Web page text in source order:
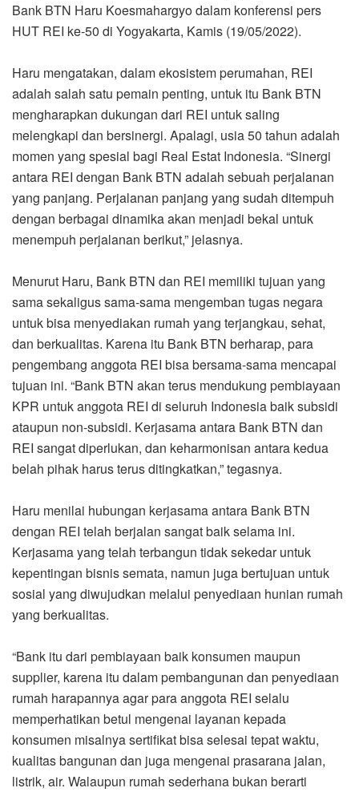
Bank BTN Haru Koesmahargyo dalam konferensi pers
HUT REI ke-50 di Yogyakarta, Kamis (19/05/2022).
Haru mengatakan, dalam ekosistem perumahan, REI
adalah salah satu pemain penting, untuk itu Bank BTN
mengharapkan dukungan dari REI untuk saling
melengkapi dan bersinergi. Apalagi, usia 50 tahun adalah
momen yang spesial bagi Real Estat Indonesia. “Sinergi
antara REI dengan Bank BTN adalah sebuah perjalanan
yang panjang. Perjalanan panjang yang sudah ditempuh
dengan berbagai dinamika akan menjadi bekal untuk
menempuh perjalanan berikut,” jelasnya.
Menurut Haru, Bank BTN dan REI memiliki tujuan yang
sama sekaligus sama-sama mengemban tugas negara
untuk bisa menyediakan rumah yang terjangkau, sehat,
dan berkualitas. Karena itu Bank BTN berharap, para
pengembang anggota REI bisa bersama-sama mencapai
tujuan ini. “Bank BTN akan terus mendukung pembiayaan
KPR untuk anggota REI di seluruh Indonesia baik subsidi
ataupun non-subsidi. Kerjasama antara Bank BTN dan
REI sangat diperlukan, dan keharmonisan antara kedua
belah pihak harus terus ditingkatkan,” tegasnya.
Haru menilai hubungan kerjasama antara Bank BTN
dengan REI telah berjalan sangat baik selama ini.
Kerjasama yang telah terbangun tidak sekedar untuk
kepentingan bisnis semata, namun juga bertujuan untuk
sosial yang diwujudkan melalui penyediaan hunian rumah
yang berkualitas.
“Bank itu dari pembiayaan baik konsumen maupun
supplier, karena itu dalam pembangunan dan penyediaan
rumah harapannya agar para anggota REI selalu
memperhatikan betul mengenai layanan kepada
konsumen misalnya sertifikat bisa selesai tepat waktu,
kualitas bangunan dan juga mengenai prasarana jalan,
listrik, air. Walaupun rumah sederhana bukan berarti